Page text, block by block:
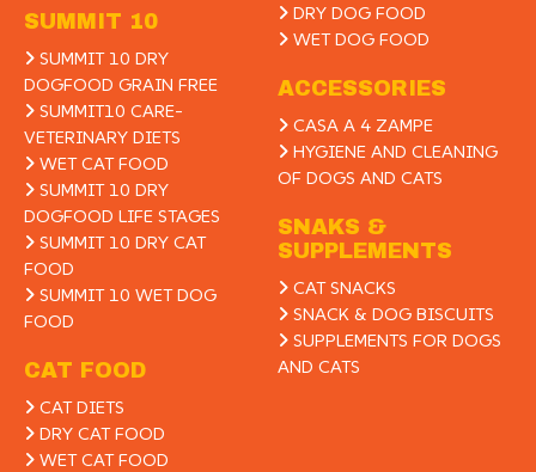
SUMMIT 10
SUMMIT 10 DRY
DOGFOOD GRAIN FREE
SUMMIT10 CARE-
VETERINARY DIETS
WET CAT FOOD
SUMMIT 10 DRY
DOGFOOD LIFE STAGES
SUMMIT 10 DRY CAT
FOOD
SUMMIT 10 WET DOG
FOOD
CAT FOOD
CAT DIETS
DRY CAT FOOD
WET CAT FOOD
DRY DOG FOOD
WET DOG FOOD
ACCESSORIES
CASA A 4 ZAMPE
HYGIENE AND CLEANING
OF DOGS AND CATS
SNAKS &
SUPPLEMENTS
CAT SNACKS
SNACK & DOG BISCUITS
SUPPLEMENTS FOR DOGS
AND CATS